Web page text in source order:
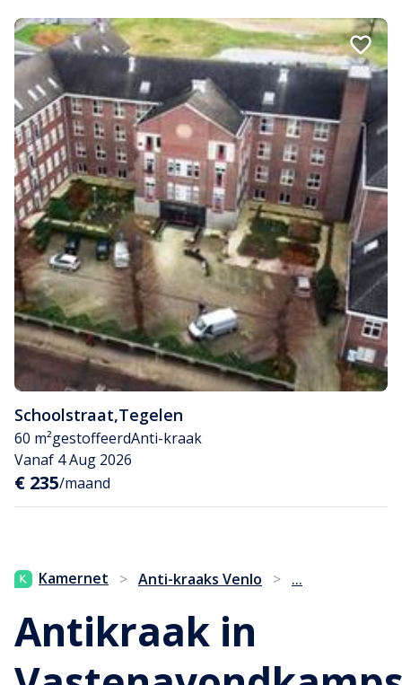
Schoolstraat,Tegelen
60 m²gestoffeerdAnti-kraak
Vanaf 4 Aug 2026
€ 235/maand
Kamernet > Anti-kraaks Venlo > ...
Antikraak in